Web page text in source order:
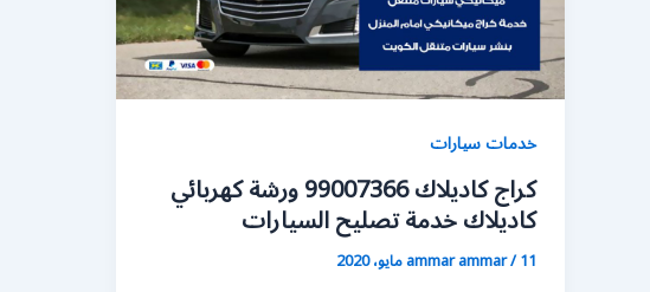
خدمات سيارات
كراج كاديلاك 99007366 ورشة كهربائي
كاديلاك خدمة تصليح السيارات
ammar ammar/11 مايو، 2020